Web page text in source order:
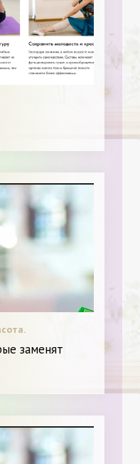
заменят